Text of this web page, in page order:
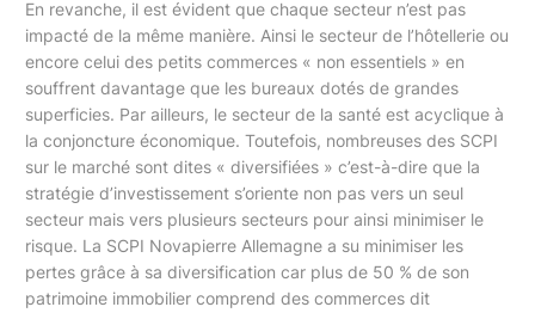
En revanche, il est évident que chaque secteur n’est pas
impacté de la même manière. Ainsi le secteur de l’hôtellerie ou
encore celui des petits commerces « non essentiels » en
souffrent davantage que les bureaux dotés de grandes
superficies. Par ailleurs, le secteur de la santé est acyclique à
la conjoncture économique. Toutefois, nombreuses des SCPI
sur le marché sont dites « diversifiées » c’est-à-dire que la
stratégie d’investissement s’oriente non pas vers un seul
secteur mais vers plusieurs secteurs pour ainsi minimiser le
risque. La SCPI Novapierre Allemagne a su minimiser les
pertes grâce à sa diversification car plus de 50 % de son
patrimoine immobilier comprend des commerces dit